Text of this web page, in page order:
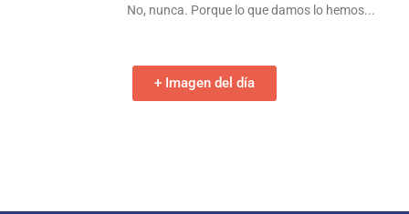
No, nunca. Porque lo que damos lo hemos
+ Imagen del día